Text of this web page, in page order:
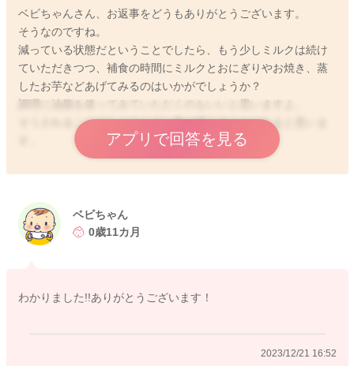
2023/12/21 10:31
ベビちゃんさん、お返事をどうもありがとうございます。
そうなのですね。
減っている状態だということでしたら、もう少しミルクは続け
ていただきつつ、補食の時間にミルクとおにぎりやお焼き、蒸
したお芋などあげてみるのはいかがでしょうか？
調理に油脂を使ってみていただくのもいいと思いますよ。
そうされることでもエネルギー量が増えることになると思いま
よかったら参考になさってみてください。
アプリで回答を見る
ベビちゃん
0歳11カ月
わかりました!!ありがとうございます！
2023/12/21 16:52